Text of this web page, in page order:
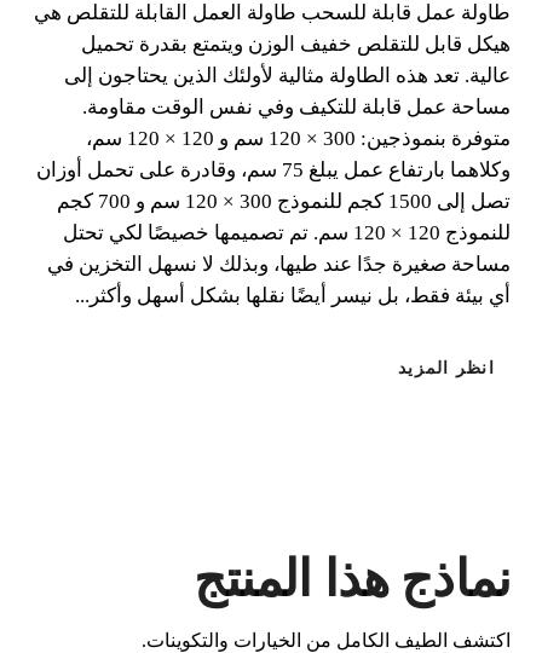
توفر طاولة العمل القابلة للسحب
الدعم المناسب لجميع أنواع العمل.
طاولة العمل القابلة للتقلص هي هيكل قابل للتقلص خفيف
الوزن يتمتع بقدرة تحميل عالية.
الاستخدام:
طاولة عمل قابلة للسحب طاولة العمل القابلة للتقلص هي
هيكل قابل للتقلص خفيف الوزن ويتمتع بقدرة تحميل
عالية. تعد هذه الطاولة مثالية لأولئك الذين يحتاجون إلى
مساحة عمل قابلة للتكيف وفي نفس الوقت مقاومة.
متوفرة بنموذجين: 300 × 120 سم و 120 × 120 سم،
وكلاهما بارتفاع عمل يبلغ 75 سم، وقادرة على تحمل أوزان
تصل إلى 1500 كجم للنموذج 300 × 120 سم و 700 كجم
للنموذج 120 × 120 سم. تم تصميمها خصيصًا لكي تحتل
مساحة صغيرة جدًا عند طيها، وبذلك لا نسهل التخزين في
أي بيئة فقط، بل نيسر أيضًا نقلها بشكل أسهل وأكثر...
انظر المزيد
نماذج هذا المنتج
اكتشف الطيف الكامل من الخيارات والتكوينات.